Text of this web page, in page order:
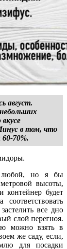
август.
в том, что
70%.
любой, но я бы
высоты,
будет
все дно
слой перегноя.
можно взять в
же саду, если,
для посадки